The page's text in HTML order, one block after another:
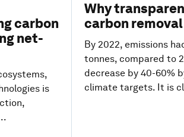
carbon
net-
is
Why
carbon removal
By 2022, emissions
tonnes, compared to
decrease by 40-60%
climate targets. It is